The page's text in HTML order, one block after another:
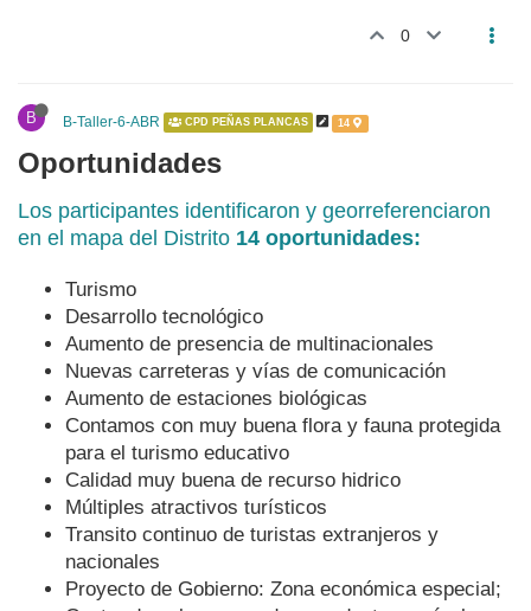
0
B B-Taller-6-ABR CPD PEÑAS PLANCAS 14
Oportunidades
Los participantes identificaron y georreferenciaron
en el mapa del Distrito 14 oportunidades:
Turismo
Desarrollo tecnológico
Aumento de presencia de multinacionales
Nuevas carreteras y vías de comunicación
Aumento de estaciones biológicas
Contamos con muy buena flora y fauna protegida
para el turismo educativo
Calidad muy buena de recurso hidrico
Múltiples atractivos turísticos
Transito continuo de turistas extranjeros y
nacionales
Proyecto de Gobierno: Zona económica especial;